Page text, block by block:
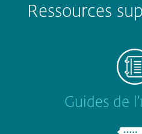
Ressources
Guides de